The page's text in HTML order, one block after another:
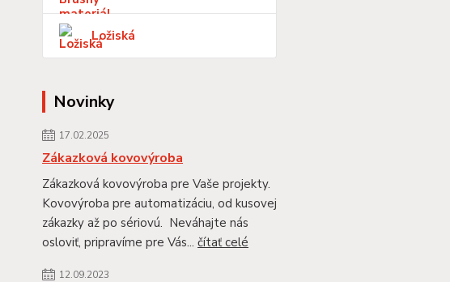
Ložiská
Novinky
17.02.2025
Zákazková kovovýroba
Zákazková kovovýroba pre Vaše projekty.
Kovovýroba pre automatizáciu, od kusovej
zákazky až po sériovú. Neváhajte nás
osloviť, pripravíme pre Vás... čítať celé
12.09.2023